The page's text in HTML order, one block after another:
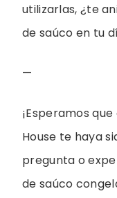
utilizarlas, ¿te
de saúco en tu
—
¡Esperamos
House te haya
pregunta o
de saúco